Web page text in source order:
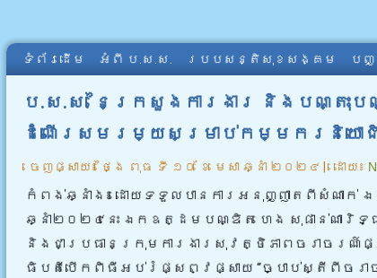
ទំព័រដើម អំពី​ ប.ស.ស. របបសន្តិសុខសង្គម បញ្
ប.ស.ស. នៃក្រសួងការងារ និងបណ្តុះប
ដំណើរសមរម្យសម្រាប់កម្មករនិយោ
ចេញផ្សាយ៖ ថ្ងៃ ពុធ ទី ១០ ខែ មេសា ឆ្នាំ ២០២៤ | ដោយ៖
កំពង់ឆ្នាំង៖ ដោយទទួលបានការអនុញ្ញាតពីសំណាក់
ឆ្នាំ២០២៤នេះ ឯកឧត្ដមបណ្ឌិត ហេង សុផាន់ណារិ
និងជា ប្រធានក្រុមការងារសុវត្ថិភាពចរាចរណ៍ផ្
ធិបតីបើកពិធីអប់រំផ្សព្វផ្សាយ “ច្បាប់ស្តីពីចរា